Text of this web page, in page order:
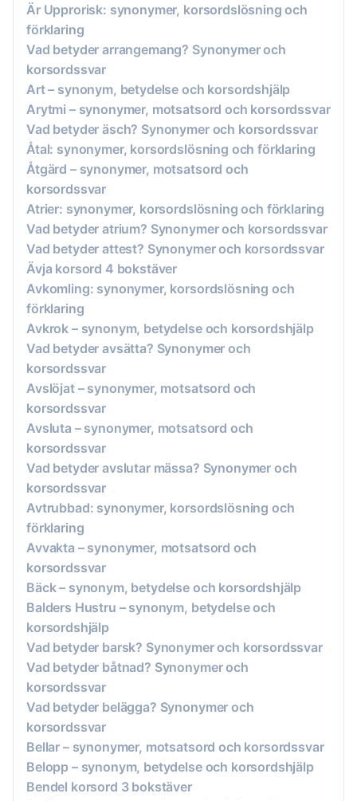
Är Upprorisk: synonymer, korsordslösning och
förklaring
Vad betyder arrangemang? Synonymer och
korsordssvar
Art – synonym, betydelse och korsordshjälp
Arytmi – synonymer, motsatsord och korsordssvar
Vad betyder äsch? Synonymer och korsordssvar
Åtal: synonymer, korsordslösning och förklaring
Åtgärd – synonymer, motsatsord och
korsordssvar
Atrier: synonymer, korsordslösning och förklaring
Vad betyder atrium? Synonymer och korsordssvar
Vad betyder attest? Synonymer och korsordssvar
Ävja korsord 4 bokstäver
Avkomling: synonymer, korsordslösning och
förklaring
Avkrok – synonym, betydelse och korsordshjälp
Vad betyder avsätta? Synonymer och
korsordssvar
Avslöjat – synonymer, motsatsord och
korsordssvar
Avsluta – synonymer, motsatsord och
korsordssvar
Vad betyder avslutar mässa? Synonymer och
korsordssvar
Avtrubbad: synonymer, korsordslösning och
förklaring
Avvakta – synonymer, motsatsord och
korsordssvar
Bäck – synonym, betydelse och korsordshjälp
Balders Hustru – synonym, betydelse och
korsordshjälp
Vad betyder barsk? Synonymer och korsordssvar
Vad betyder båtnad? Synonymer och
korsordssvar
Vad betyder belägga? Synonymer och
korsordssvar
Bellar – synonymer, motsatsord och korsordssvar
Belopp – synonym, betydelse och korsordshjälp
Bendel korsord 3 bokstäver